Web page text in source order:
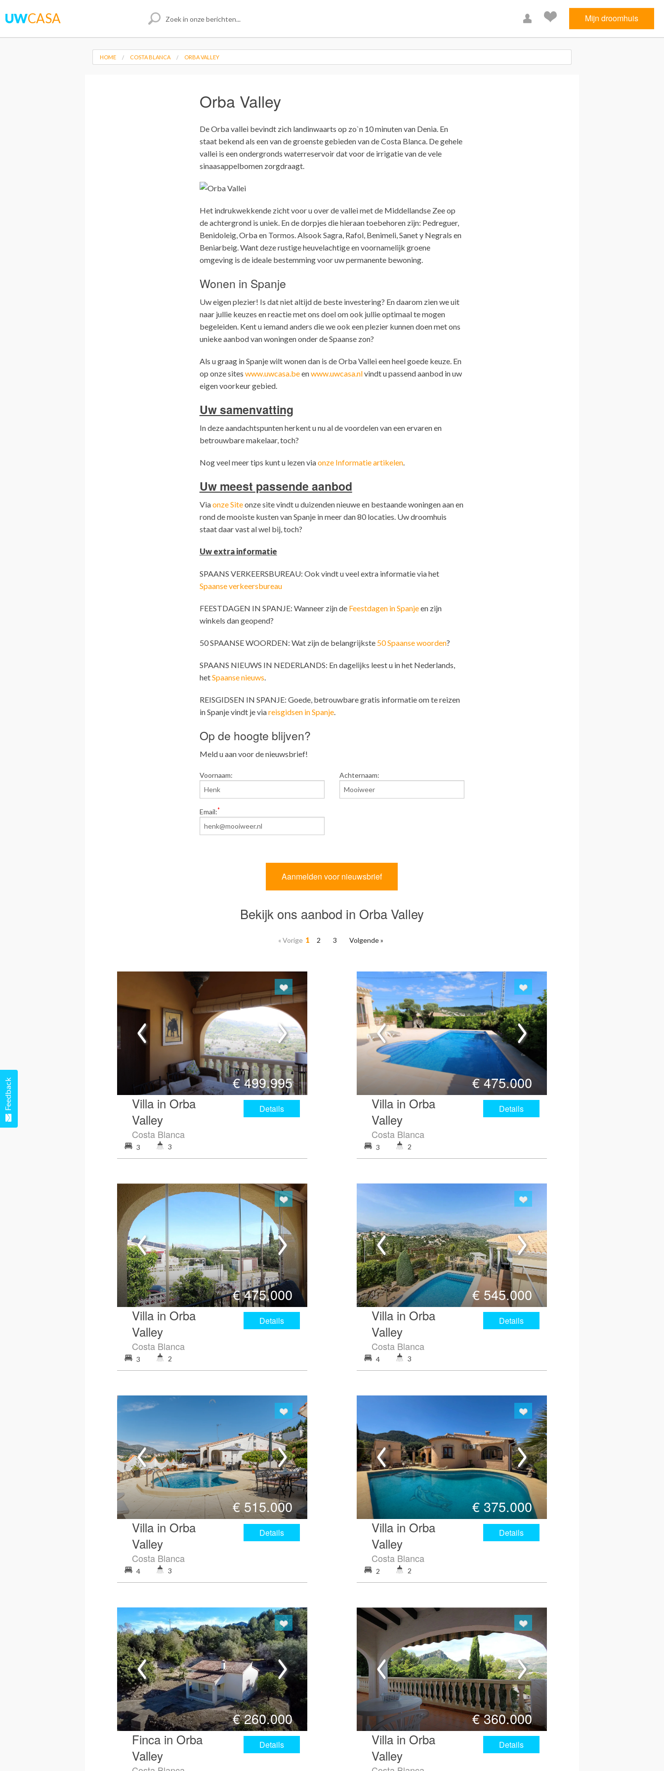
UWCASA Mijn droomhuis
HOME COSTA BLANCA ORBA VALLEY
Orba Valley
De Orba vallei bevindt zich landinwaarts op zo`n 10 minuten van Denia. En
staat bekend als een van de groenste gebieden van de Costa Blanca. De gehele
vallei is een ondergronds waterreservoir dat voor de irrigatie van de vele
sinaasappelbomen zorgdraagt.
Het indrukwekkende zicht voor u over de vallei met de Middellandse Zee op
de achtergrond is uniek. En de dorpjes die hieraan toebehoren zijn: Pedreguer,
Benidoleig, Orba en Tormos. Alsook Sagra, Rafol, Benimeli, Sanet y Negrals en
Beniarbeig. Want deze rustige heuvelachtige en voornamelijk groene
omgeving is de ideale bestemming voor uw permanente bewoning.
Wonen in Spanje
Uw eigen plezier! Is dat niet altijd de beste investering? En daarom zien we uit
naar jullie keuzes en reactie met ons doel om ook jullie optimaal te mogen
begeleiden. Kent u iemand anders die we ook een plezier kunnen doen met ons
unieke aanbod van woningen onder de Spaanse zon?
Als u graag in Spanje wilt wonen dan is de Orba Vallei een heel goede keuze. En
op onze sites www.uwcasa.beenwww.uwcasa.nlvindt u passend aanbod in uw
eigen voorkeur gebied.
Uw samenvatting
In deze aandachtspunten herkent u nu al de voordelen van een ervaren en
betrouwbare makelaar, toch?
Nog veel meer tips kunt u lezen viaonze Informatie artikelen.
Uw meest passende aanbod
Viaonze Siteonze site vindt u duizenden nieuwe en bestaande woningen aan en
rond de mooiste kusten van Spanje in meer dan 80 locaties. Uw droomhuis
staat daar vast al wel bij, toch?
Uw extra informatie
SPAANS VERKEERSBUREAU: Ook vindt u veel extra informatie via het
Spaanse verkeersbureau
FEESTDAGEN IN SPANJE: Wanneer zijn de Feestdagen in Spanjeen zijn
winkels dan geopend?
50 SPAANSE WOORDEN: Wat zijn de belangrijkste 50 Spaanse woorden?
SPAANS NIEUWS IN NEDERLANDS: En dagelijks leest u in het Nederlands,
hetSpaanse nieuws.
REISGIDSEN IN SPANJE: Goede, betrouwbare gratis informatie om te reizen
in Spanje vindt je viareisgidsen in Spanje.
Op de hoogte blijven?
Meld u aan voor de nieuwsbrief!
Voornaam: Achternaam:
Email:*
Bekijk ons aanbod in Orba Valley
« Vorige 1 2 3 Volgende »
€ 499.995
Villa in Orba
Valley
Costa Blanca
Details
3 3
€ 475.000
Villa in Orba
Valley
Costa Blanca
Details
3 2
€ 475.000
Villa in Orba
Valley
Costa Blanca
Details
3 2
€ 545.000
Villa in Orba
Valley
Costa Blanca
Details
4 3
€ 515.000
Villa in Orba
Valley
Costa Blanca
Details
4 3
€ 375.000
Villa in Orba
Valley
Costa Blanca
Details
2 2
€ 260.000
Finca in Orba
Valley
Details
€ 360.000
Villa in Orba
Valley
Details
Feedback